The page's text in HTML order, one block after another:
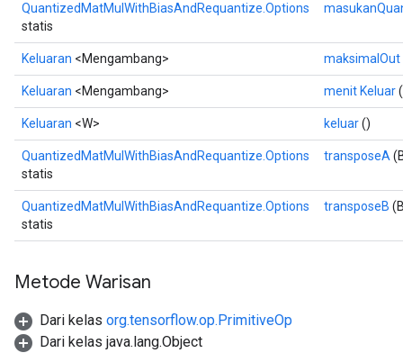
QuantizedMatMulWithBiasAndRequantize.Options
statis
Keluaran <Mengambang> maksimalOut
Keluaran <Mengambang> menit Keluar
Keluaran <W> keluar()
QuantizedMatMulWithBiasAndRequantize.Options
statis
transposeA
QuantizedMatMulWithBiasAndRequantize.Options
statis
transposeB
Metode Warisan
Dari kelas org.tensorflow.op.PrimitiveOp
Dari kelas java.lang.Object